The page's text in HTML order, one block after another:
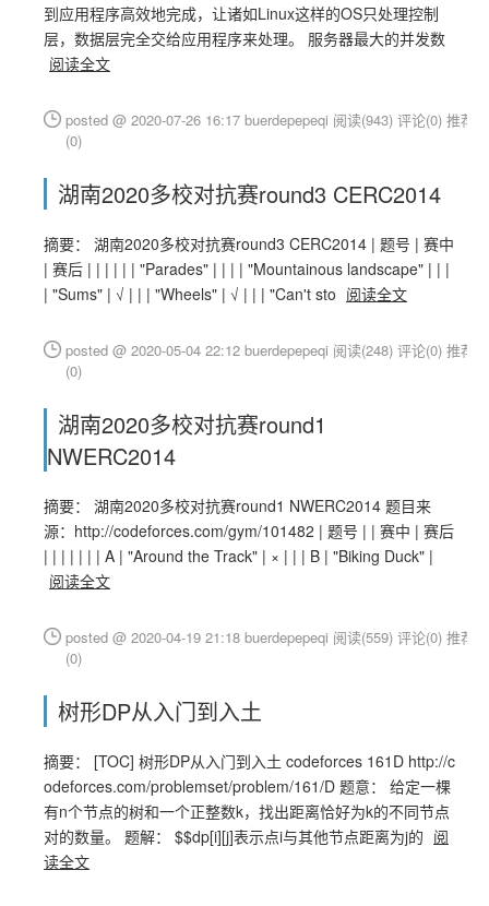
到应用程序高效地完成，让诸如Linux这样的OS只处理控制
层，数据层完全交给应用程序来处理。 服务器最大的并发数
阅读全文
posted @ 2020-07-26 16:17 buerdepepeqi 阅读(943) 评论(0) 推荐
(0)
湖南2020多校对抗赛round3 CERC2014
摘要： 湖南2020多校对抗赛round3 CERC2014 | 题号 | 赛中
| 赛后 | | | | | | "Parades" | | | | "Mountainous landscape" | | |
| "Sums" | √ | | | "Wheels" | √ | | | "Can't sto 阅读全文
posted @ 2020-05-04 22:12 buerdepepeqi 阅读(248) 评论(0) 推荐
(0)
湖南2020多校对抗赛round1
NWERC2014
摘要： 湖南2020多校对抗赛round1 NWERC2014 题目来
源：http://codeforces.com/gym/101482 | 题号 | | 赛中 | 赛后
| | | | | | | A | "Around the Track" | × | | | B | "Biking Duck" |
阅读全文
posted @ 2020-04-19 21:18 buerdepepeqi 阅读(559) 评论(0) 推荐
(0)
树形DP从入门到入土
摘要： [TOC] 树形DP从入门到入土 codeforces 161D http://c
odeforces.com/problemset/problem/161/D 题意： 给定一棵
有n个节点的树和一个正整数k，找出距离恰好为k的不同节点
对的数量。 题解： $$dp[i][j]表示点i与其他节点距离为j的 阅
读全文